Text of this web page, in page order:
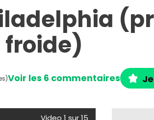
froide)
Voir les 6 commentaires
Video 1 sur 15